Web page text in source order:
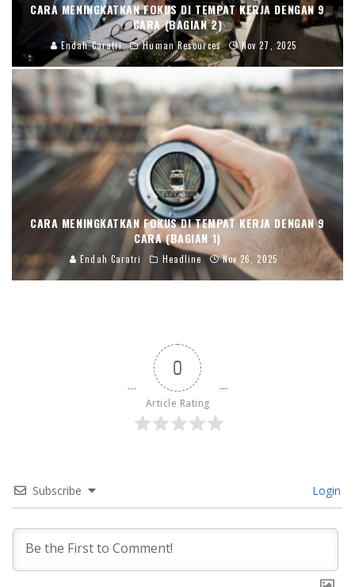
CARA MENINGKATKAN FOKUS DI TEMPAT KERJA DENGAN 9
CARA (BAGIAN 2)
Endah Caratri Human Resources Nov 27, 2025
CARA MENINGKATKAN FOKUS DI TEMPAT KERJA DENGAN 9
CARA (BAGIAN 1)
Endah Caratri Headline Nov 26, 2025
0
Article Rating
Subscribe Login